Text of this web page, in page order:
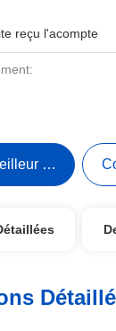
reçu l'acompte
Prix